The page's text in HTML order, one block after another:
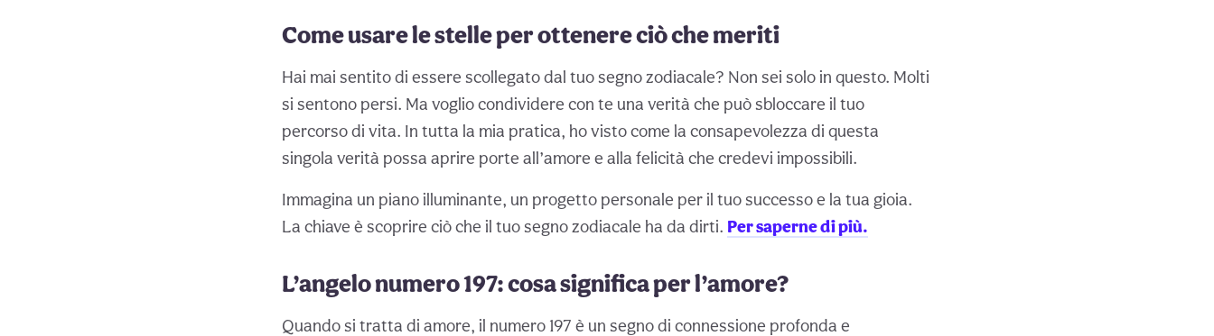
Come usare le stelle per ottenere ciò che meriti
Hai mai sentito di essere scollegato dal tuo segno zodiacale? Non sei solo in questo. Molti
si sentono persi. Ma voglio condividere con te una verità che può sbloccare il tuo
percorso di vita. In tutta la mia pratica, ho visto come la consapevolezza di questa
singola verità possa aprire porte all’amore e alla felicità che credevi impossibili.
Immagina un piano illuminante, un progetto personale per il tuo successo e la tua gioia.
La chiave è scoprire ciò che il tuo segno zodiacale ha da dirti. Per saperne di più.
L’angelo numero 197: cosa significa per l’amore?
Quando si tratta di amore, il numero 197 è un segno di connessione profonda e